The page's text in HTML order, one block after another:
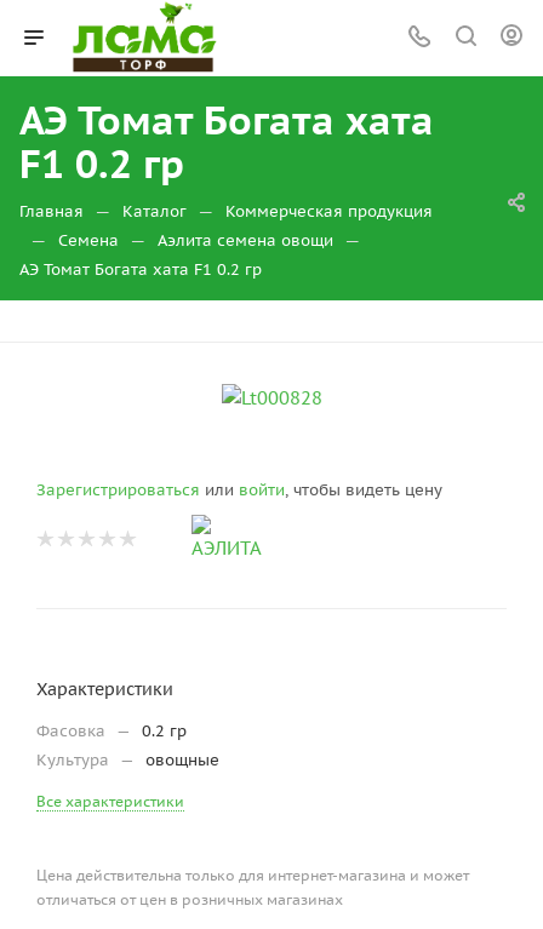
АЭ Томат Богата хата
F1 0.2 гр
Главная — Каталог — Коммерческая продукция
— Семена — Аэлита семена овощи —
АЭ Томат Богата хата F1 0.2 гр
Зарегистрироваться или войти, чтобы видеть цену
Характеристики
Фасовка —
0.2 гр
Культура
— овощные
Все характеристики
Цена действительна только для интернет-магазина и может
отличаться от цен в розничных магазинах